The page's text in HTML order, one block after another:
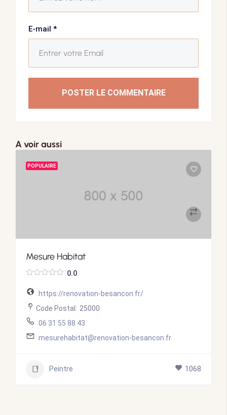
E-mail *
POSTER LE COMMENTAIRE
A voir aussi
POPULAIRE
Mesure Habitat
0.0
https://renovation-besancon.fr/
Code Postal: 25000
06 31 55 88 43
mesurehabitat@renovation-besancon.fr
Peintre 1068